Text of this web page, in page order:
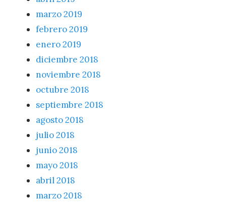
marzo 2019
febrero 2019
enero 2019
diciembre 2018
noviembre 2018
octubre 2018
septiembre 2018
agosto 2018
julio 2018
junio 2018
mayo 2018
abril 2018
marzo 2018